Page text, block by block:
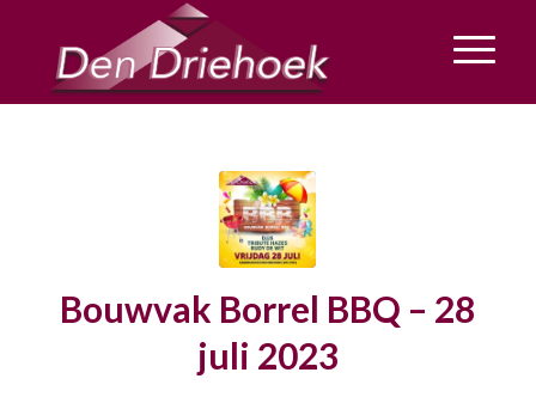
Bouwvak Borrel BBQ – 28
juli 2023